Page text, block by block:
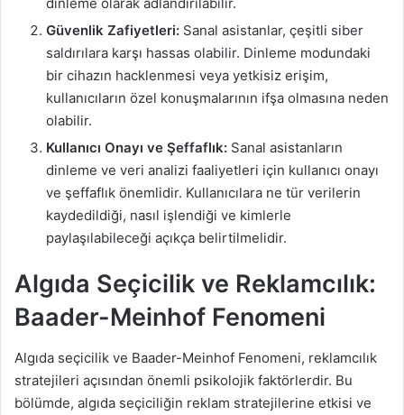
Güvenlik Zafiyetleri: Sanal asistanlar, çeşitli siber
saldırılara karşı hassas olabilir. Dinleme modundaki
bir cihazın hacklenmesi veya yetkisiz erişim,
kullanıcıların özel konuşmalarının ifşa olmasına neden
olabilir.
Kullanıcı Onayı ve Şeffaflık: Sanal asistanların
dinleme ve veri analizi faaliyetleri için kullanıcı onayı
ve şeffaflık önemlidir. Kullanıcılara ne tür verilerin
kaydedildiği, nasıl işlendiği ve kimlerle
paylaşılabileceği açıkça belirtilmelidir.
Algıda Seçicilik ve Reklamcılık:
Baader-Meinhof Fenomeni
Algıda seçicilik ve Baader-Meinhof Fenomeni, reklamcılık
stratejileri açısından önemli psikolojik faktörlerdir. Bu
bölümde, algıda seçiciliğin reklam stratejilerine etkisi ve